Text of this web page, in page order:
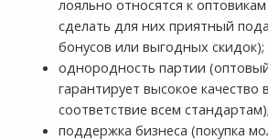
лояльно относятся к
сделать для них приятный
бонусов или выгодных скидок);
однородность партии
гарантирует высокое качество
соответствие всем стандартам);
поддержка бизнеса (покупка